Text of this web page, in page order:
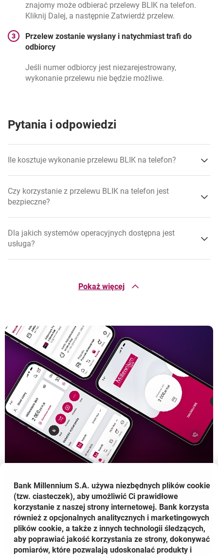
znajomy może odbierać przelewy BLIK na telefon.
Kliknij Dalej, a następnie Zatwierdź przelew.
Przelew zostanie wysłany i natychmiast trafi do
odbiorcy
Jeśli numer odbiorcy jest niezarejestrowany,
wykonanie przelewu nie będzie możliwe.
Pytania i odpowiedzi
Ile kosztuje wykonanie przelewu BLIK na telefon?
Cennik Płatności Mobilnych BLIK (PDF)
otwiera się w nowej karcie
Czy korzystanie z przelewu BLIK na telefon jest
bezpieczne?
Dla jakich systemów operacyjnych dostępna jest
usługa?
Kiedy przelew BLIK na telefon dotrze do odbiorcy?
Czy przelew BLIK na telefon może być dokonany w
innych walutach?
Czy przelewy BLIK na telefon ograniczone są limitem
kwotowym?
Czy możesz odbierać przelewy BLIK na telefon w kilku
bankach jednocześnie?
Jak zmienisz lub zdefiniujesz numer do przelewów
BLIK na telefon?
Ile numerów telefonu możesz przypisać do przelewów
BLIK?
Pokaż więcej
POBIERZAPLIKACJĘ
Aby pobraćbezpłatną aplikację, kliknij na logo sklepu
lub zeskanuj kod QR
Bank Millennium S.A. używa niezbędnych plików cookie
(tzw. ciasteczek), aby umożliwić Ci prawidłowe
korzystanie z naszej strony internetowej. Bank korzysta
również z opcjonalnych analitycznych i marketingowych
plików cookie, a także z innych technologii śledzących,
aby poprawiać jakość korzystania ze strony, dokonywać
pomiarów, które pozwalają udoskonalać produkty i